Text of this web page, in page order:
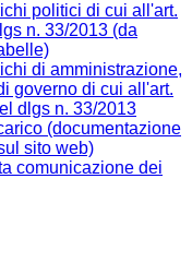
politici di cui all'art.
n. 33/2013 (da
di amministrazione,
governo di cui all'art.
dlgs n. 33/2013
(documentazione
sito web)
comunicazione dei